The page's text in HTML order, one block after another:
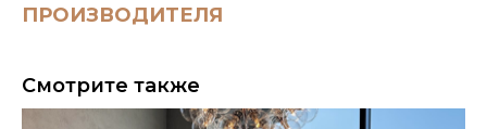
ПРОИЗВОДИТЕЛЯ
Смотрите также